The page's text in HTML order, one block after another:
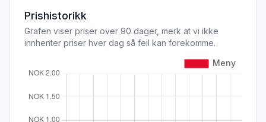
Prishistorikk
Grafen viser priser over 90 dager, merk at vi ikke
innhenter priser hver dag så feil kan forekomme.